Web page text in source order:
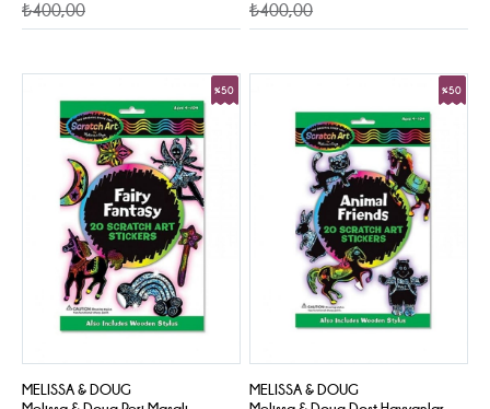
₺400,00 ₺400,00
MELISSA & DOUG
%50
MELISSA & DOUG
%50